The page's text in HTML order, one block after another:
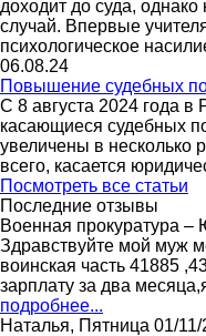
доходит до суда,
случай. Впервые
психологическое
06.08.24
Повышение судебных
С 8 августа 2024 года в
касающиеся судебных
увеличены в несколько
всего, касается
Посмотреть все статьи
Последние отзывы
Военная прокуратура –
Здравствуйте мой муж
воинская часть 41885
зарплату за два
подробнее...
Наталья, Пятница 01/